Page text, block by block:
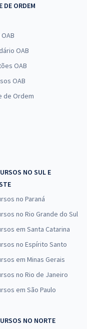
DE ORDEM
OAB
OAB
OAB
de Ordem
NO SUL E
no Paraná
no Rio Grande do Sul
em Santa Catarina
no Espírito Santo
em Minas Gerais
no Rio de Janeiro
em São Paulo
NO NORTE